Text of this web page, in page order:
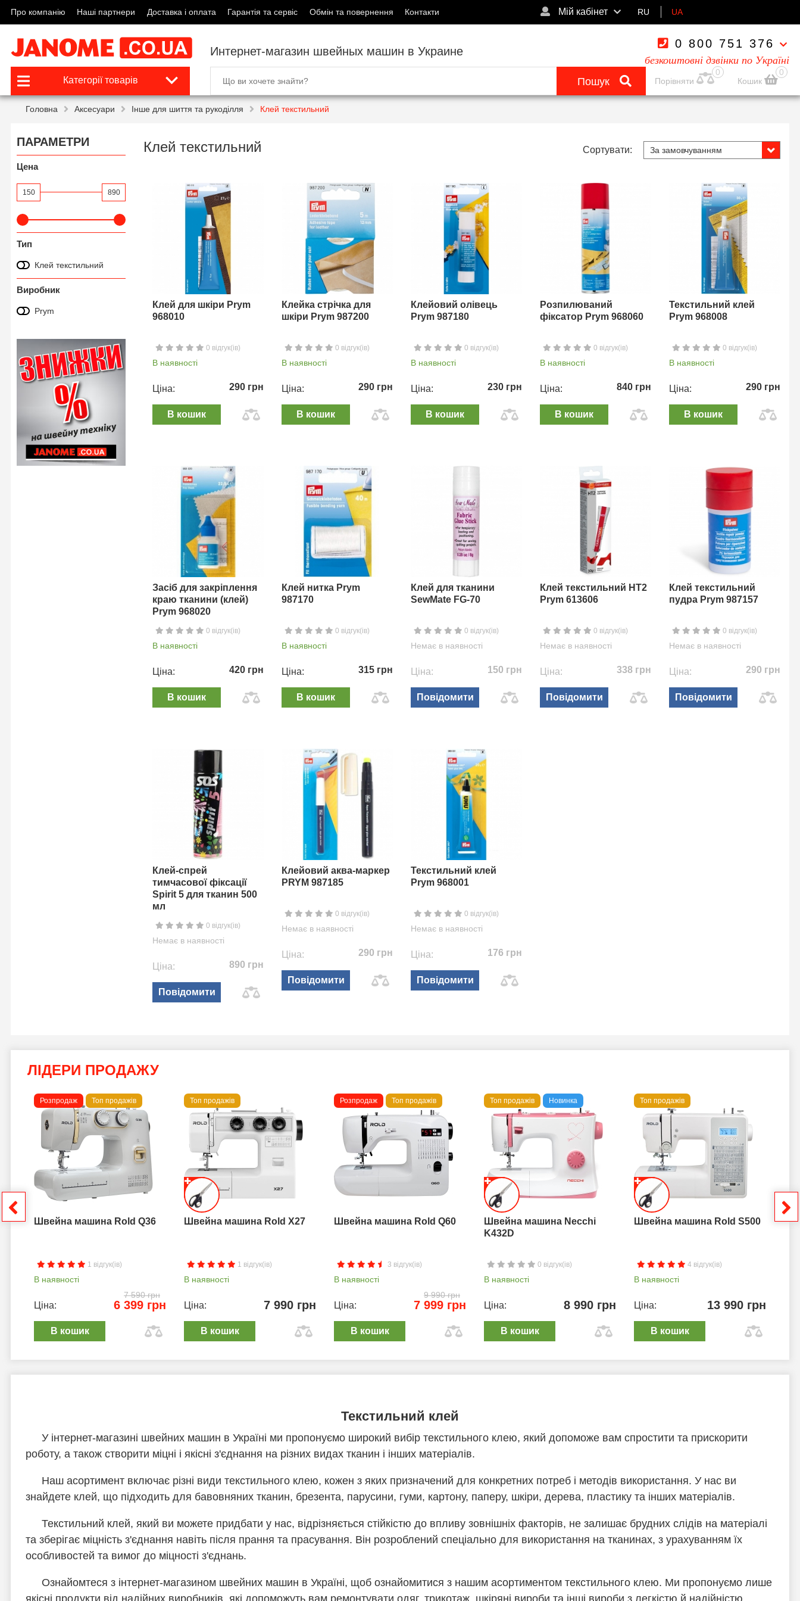
Про компанію Наші партнери Доставка і оплата Гарантія та сервіс Обмін та повернення Контакти Мій кабінет RU UA
Интернет-магазин швейных машин в Украине
0 800 751 376
безкоштовні дзвінки по Україні
Категорії товарів Пошук
0
Порівняти
0
Кошик
Головна Аксесуари Інше для шиття та рукоділля Клей текстильний
ПАРАМЕТРИ
Цена
150 890
Тип
Клей текстильний
Виробник
Prym
Клей текстильний Сортувати:
Клей для шкіри Prym
968010
0 відгук(ів)
В наявності
Ціна: 290 грн
В кошик
Клейка стрічка для
шкіри Prym 987200
0 відгук(ів)
В наявності
Ціна: 290 грн
В кошик
Клейовий олівець
Prym 987180
0 відгук(ів)
В наявності
Ціна: 230 грн
В кошик
Розпилюваний
фіксатор Prym 968060
0 відгук(ів)
В наявності
Ціна: 840 грн
В кошик
Текстильний клей
Prym 968008
0 відгук(ів)
В наявності
Ціна: 290 грн
В кошик
Засіб для закріплення
краю тканини (клей)
Prym 968020
0 відгук(ів)
В наявності
Ціна: 420 грн
В кошик
Клей нитка Prym
987170
0 відгук(ів)
В наявності
Ціна: 315 грн
В кошик
Клей для тканини
SewMate FG-70
0 відгук(ів)
Немає в наявності
Ціна: 150 грн
Повідомити
Клей текстильний HT2
Prym 613606
0 відгук(ів)
Немає в наявності
Ціна: 338 грн
Повідомити
Клей текстильний
пудра Prym 987157
0 відгук(ів)
Немає в наявності
Ціна: 290 грн
Повідомити
Клей-спрей
тимчасової фіксації
Spirit 5 для тканин 500
мл
0 відгук(ів)
Немає в наявності
Ціна: 890 грн
Повідомити
Клейовий аква-маркер
PRYM 987185
0 відгук(ів)
Немає в наявності
Ціна: 290 грн
Повідомити
Текстильний клей
Prym 968001
0 відгук(ів)
Немає в наявності
Ціна: 176 грн
Повідомити
ЛІДЕРИ ПРОДАЖУ
Розпродаж Топ продажів
Швейна машина Rold Q36
1 відгук(ів)
В наявності
7 590 грн
Ціна: 6 399 грн
В кошик
Топ продажів
Швейна машина Rold X27
1 відгук(ів)
В наявності
Ціна: 7 990 грн
В кошик
Розпродаж Топ продажів
Швейна машина Rold Q60
3 відгук(ів)
В наявності
9 990 грн
Ціна: 7 999 грн
В кошик
Топ продажів Новинка
Швейна машина Necchi
K432D
0 відгук(ів)
В наявності
Ціна: 8 990 грн
В кошик
Топ продажів
Швейна машина Rold S500
4 відгук(ів)
В наявності
Ціна: 13 990 грн
В кошик
Текстильний клей
У інтернет-магазині швейних машин в Україні ми пропонуємо широкий вибір текстильного клею, який допоможе вам спростити та прискорити
роботу, а також створити міцні і якісні з'єднання на різних видах тканин і інших матеріалів.
Наш асортимент включає різні види текстильного клею, кожен з яких призначений для конкретних потреб і методів використання. У нас ви
знайдете клей, що підходить для бавовняних тканин, брезента, парусини, гуми, картону, паперу, шкіри, дерева, пластику та інших матеріалів.
Текстильний клей, який ви можете придбати у нас, відрізняється стійкістю до впливу зовнішніх факторів, не залишає брудних слідів на матеріалі
та зберігає міцність з'єднання навіть після прання та прасування. Він розроблений спеціально для використання на тканинах, з урахуванням їх
особливостей та вимог до міцності з'єднань.
Ознайомтеся з інтернет-магазином швейних машин в Україні, щоб ознайомитися з нашим асортиментом текстильного клею. Ми пропонуємо лише
якісні продукти від надійних виробників, які допоможуть вам ремонтувати одяг, трикотаж, шкіряні вироби та інші вироби з легкістю й надійністю.